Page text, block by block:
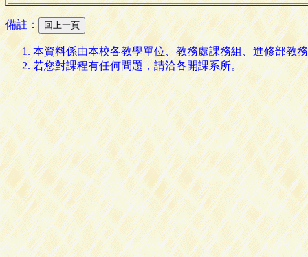
備註：
本資料係由本校各教學單位、教務處課務組、進修部教
若您對課程有任何問題，請洽各開課系所。